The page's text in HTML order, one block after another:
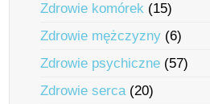
Zdrowie komórek (15)
Zdrowie mężczyzny (6)
Zdrowie psychiczne (57)
Zdrowie serca(20)